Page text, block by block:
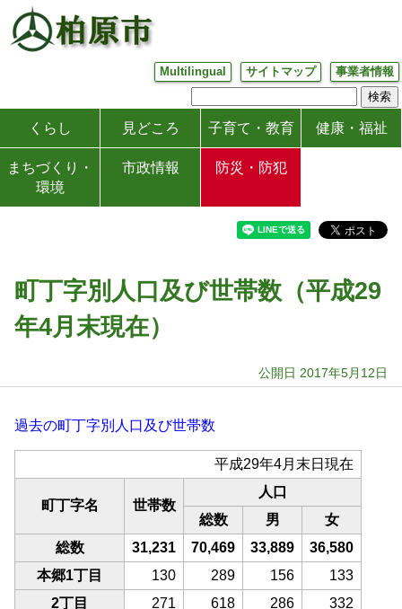
Multilingual サイトマップ 事業者情報
くらし 見どころ 子育て・教育 健康・福祉
まちづくり・
環境
市政情報 防災・防犯
町丁字別人口及び世帯数（平成29
年4月末現在）
公開日 2017年5月12日
過去の町丁字別人口及び世帯数
平成29年4月末日現在
町丁字名 世帯数
人口
総数
男
女
総数
31,231 70,469 33,889
36,580
本郷1丁目
130 289 156
133
2丁目
271 618 286
332